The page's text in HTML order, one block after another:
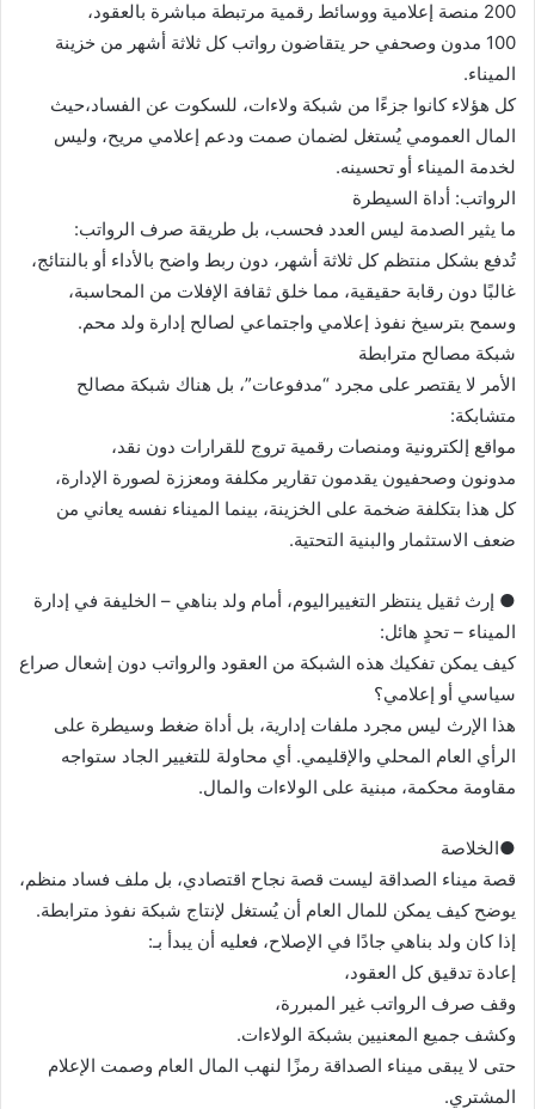
200 منصة إعلامية ووسائط رقمية مرتبطة مباشرة بالعقود،
100 مدون وصحفي حر يتقاضون رواتب كل ثلاثة أشهر من خزينة
الميناء.
كل هؤلاء كانوا جزءًا من شبكة ولاءات، للسكوت عن الفساد،حيث
المال العمومي يُستغل لضمان صمت ودعم إعلامي مريح، وليس
لخدمة الميناء أو تحسينه.
الرواتب: أداة السيطرة
ما يثير الصدمة ليس العدد فحسب، بل طريقة صرف الرواتب:
تُدفع بشكل منتظم كل ثلاثة أشهر، دون ربط واضح بالأداء أو بالنتائج،
غالبًا دون رقابة حقيقية، مما خلق ثقافة الإفلات من المحاسبة،
وسمح بترسيخ نفوذ إعلامي واجتماعي لصالح إدارة ولد محم.
شبكة مصالح مترابطة
الأمر لا يقتصر على مجرد “مدفوعات”، بل هناك شبكة مصالح
متشابكة:
مواقع إلكترونية ومنصات رقمية تروج للقرارات دون نقد،
مدونون وصحفيون يقدمون تقارير مكلفة ومعززة لصورة الإدارة،
كل هذا بتكلفة ضخمة على الخزينة، بينما الميناء نفسه يعاني من
ضعف الاستثمار والبنية التحتية.
● إرث ثقيل ينتظر التغييراليوم، أمام ولد بناهي – الخليفة في إدارة
الميناء – تحدٍ هائل:
كيف يمكن تفكيك هذه الشبكة من العقود والرواتب دون إشعال صراع
سياسي أو إعلامي؟
هذا الإرث ليس مجرد ملفات إدارية، بل أداة ضغط وسيطرة على
الرأي العام المحلي والإقليمي. أي محاولة للتغيير الجاد ستواجه
مقاومة محكمة، مبنية على الولاءات والمال.
●الخلاصة
قصة ميناء الصداقة ليست قصة نجاح اقتصادي، بل ملف فساد منظم،
يوضح كيف يمكن للمال العام أن يُستغل لإنتاج شبكة نفوذ مترابطة.
إذا كان ولد بناهي جادًا في الإصلاح، فعليه أن يبدأ بـ:
إعادة تدقيق كل العقود،
وقف صرف الرواتب غير المبررة،
وكشف جميع المعنيين بشبكة الولاءات.
حتى لا يبقى ميناء الصداقة رمزًا لنهب المال العام وصمت الإعلام
المشتري.